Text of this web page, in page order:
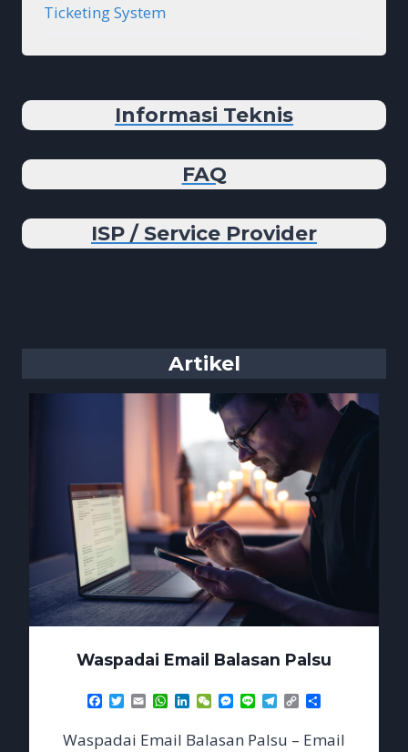
Ticketing System
Informasi Teknis
FAQ
ISP / Service Provider
Artikel
Waspadai Email Balasan Palsu
Facebook
TwitterEmailWhatsApp
LinkedIn
WeChatMessenger
Line Telegram
Copy
Link
Waspadai Email Balasan Palsu – Email